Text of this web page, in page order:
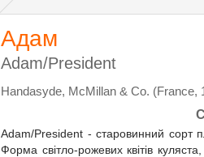
Адам
Adam/President
Handasyde, McMillan & Co. (France,
Adam/President - старовинний сорт
Форма світло-рожевих квітів